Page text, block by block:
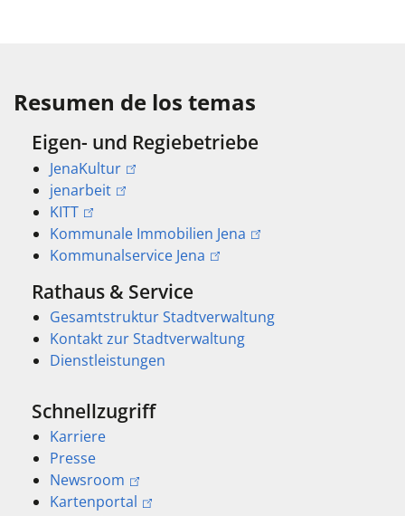
Resumen de los temas
Eigen- und Regiebetriebe
JenaKultur
jenarbeit
KITT
Kommunale Immobilien Jena
Kommunalservice Jena
Rathaus & Service
Gesamtstruktur Stadtverwaltung
Kontakt zur Stadtverwaltung
Dienstleistungen
Schnellzugriff
Karriere
Presse
Newsroom
Kartenportal